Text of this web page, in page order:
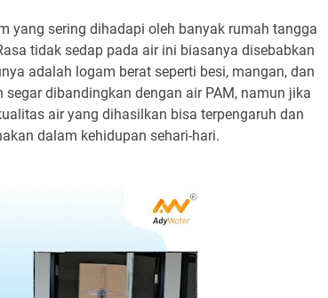
yang sering dihadapi oleh banyak rumah tangga
tidak sedap pada air ini biasanya disebabkan
adalah logam berat seperti besi, mangan, dan
dibandingkan dengan air PAM, namun jika
air yang dihasilkan bisa terpengaruh dan
dalam kehidupan sehari-hari.